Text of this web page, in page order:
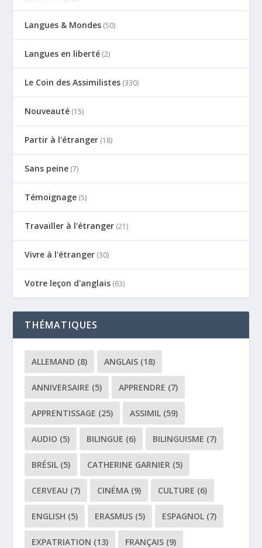
Langues & Mondes (50)
Langues en liberté (2)
Le Coin des Assimilistes (330)
Nouveauté (15)
Partir à l'étranger (18)
Sans peine (7)
Témoignage (5)
Travailler à l'étranger (21)
Vivre à l'étranger (30)
Votre leçon d'anglais (63)
THÉMATIQUES
ALLEMAND (8) ANGLAIS (18)
ANNIVERSAIRE (5) APPRENDRE (7)
APPRENTISSAGE (25) ASSIMIL (59)
AUDIO (5) BILINGUE (6) BILINGUISME (7)
BRÉSIL (5) CATHERINE GARNIER (5)
CERVEAU (7) CINÉMA (9) CULTURE (6)
ENGLISH (5) ERASMUS (5) ESPAGNOL (7)
EXPATRIATION (13) FRANÇAIS (9)